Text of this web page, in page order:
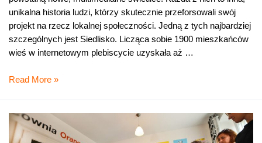
unikalna historia ludzi, którzy skutecznie przeforsowali swój
projekt na rzecz lokalnej społeczności. Jedną z tych najbardziej
szczególnych jest Siedlisko. Licząca sobie 1900 mieszkańców
wieś w internetowym plebiscycie uzyskała aż …
26
spełnienia
Read More »